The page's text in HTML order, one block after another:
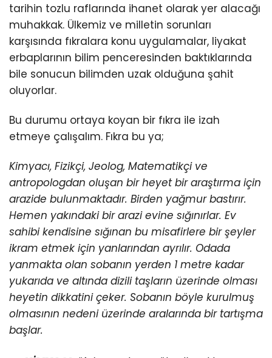
tarihin tozlu raflarında ihanet olarak yer alacağı
muhakkak. Ülkemiz ve milletin sorunları
karşısında fıkralara konu uygulamalar, liyakat
erbaplarının bilim penceresinden baktıklarında
bile sonucun bilimden uzak olduğuna şahit
oluyorlar.
Bu durumu ortaya koyan bir fıkra ile izah
etmeye çalışalım. Fıkra bu ya;
Kimyacı, Fizikçi, Jeolog, Matematikçi ve
antropologdan oluşan bir heyet bir araştırma için
arazide bulunmaktadır. Birden yağmur bastırır.
Hemen yakındaki bir arazi evine sığınırlar. Ev
sahibi kendisine sığınan bu misafirlere bir şeyler
ikram etmek için yanlarından ayrılır. Odada
yanmakta olan sobanın yerden 1 metre kadar
yukarıda ve altında dizili taşların üzerinde olması
heyetin dikkatini çeker. Sobanın böyle kurulmuş
olmasının nedeni üzerinde aralarında bir tartışma
başlar.